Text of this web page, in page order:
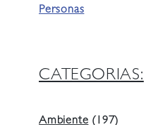
Personas
CATEGORIAS:
Ambiente (197)